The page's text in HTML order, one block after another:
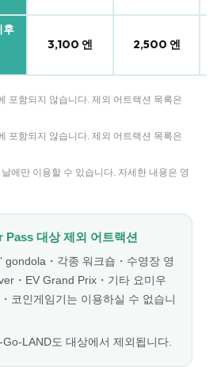
후
3,100 엔 2,500 엔
포함되지 않습니다. 제외 어트랙션 목록은
포함되지 않습니다. 제외 어트랙션 목록은
에만 이용할 수 있습니다. 자세한 내용은 영
대상 제외 어트랙션
gondola・각종 워크숍・수영장 영
・EV Grand Prix・기타 요미우
코인게임기는 이용하실 수 없습니
LAND도 대상에서 제외됩니다.